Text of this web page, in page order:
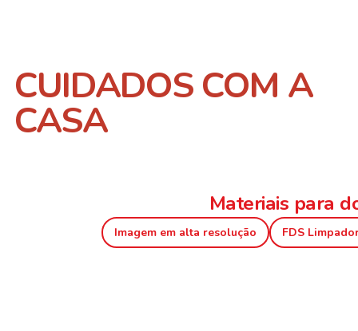
CUIDADOS COM A
CASA
Materiais para
Imagem em alta resolução FDS